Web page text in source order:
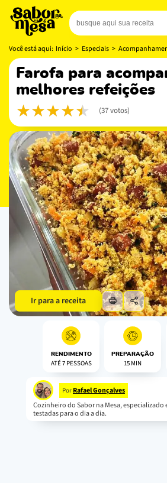
Você está aqui: Início > Especiais >
farofa para acompanhar suas
melhores refeições
(37 votos)
Ir para a receita
RENDIMENTO
ATÉ 7 PESSOAS
PREPARAÇÃO
15 MIN
Por Rafael Gonçalves
Cozinheiro do Sabor na Mesa, especializado
testadas para o dia a dia.